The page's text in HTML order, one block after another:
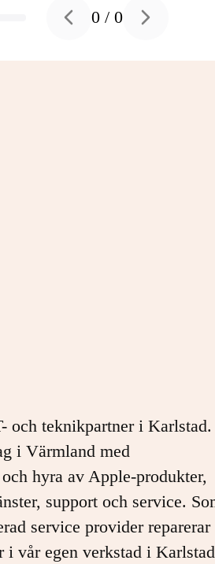
Previous slide
0 /0 Next slide
och teknikpartner i Karlstad.
i Värmland med
hyra av Apple-produkter,
support och service.
service provider
i vår egen verkstad i